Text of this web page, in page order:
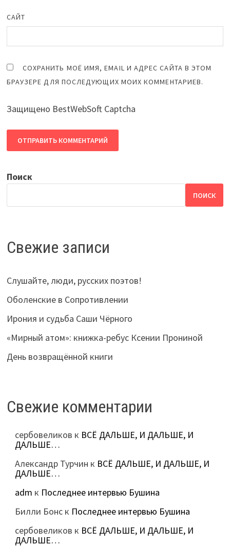
САЙТ
СОХРАНИТЬ МОЁ ИМЯ, EMAIL И АДРЕС САЙТА В ЭТОМ
БРАУЗЕРЕ ДЛЯ ПОСЛЕДУЮЩИХ МОИХ КОММЕНТАРИЕВ.
Защищено BestWebSoft Captcha
Поиск
ПОИСК
Свежие записи
Слушайте, люди, русских поэтов!
Оболенские в Сопротивлении
Ирония и судьба Саши Чёрного
«Мирный атом»: книжка-ребус Ксении Прониной
День возвращённой книги
Свежие комментарии
сербовеликов к ВСЁ ДАЛЬШЕ, И ДАЛЬШЕ, И
ДАЛЬШЕ…
Александр Турчин к ВСЁ ДАЛЬШЕ, И ДАЛЬШЕ, И
ДАЛЬШЕ…
adm к Последнее интервью Бушина
Билли Бонск Последнее интервью Бушина
сербовеликов к ВСЁ ДАЛЬШЕ, И ДАЛЬШЕ, И
ДАЛЬШЕ…